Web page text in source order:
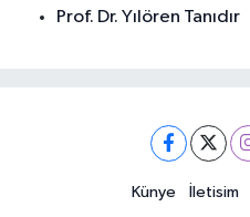
Prof. Dr. Yılören Tanıdır
Künye İletisim